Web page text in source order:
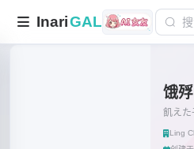
InariGAL
饿
飢えた
Ling